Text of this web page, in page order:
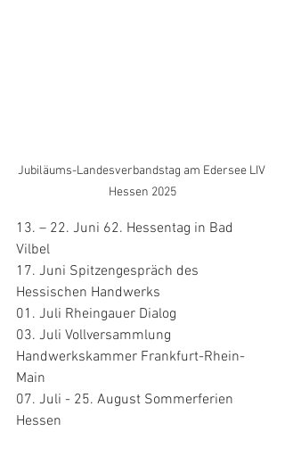
Jubiläums-Landesverbandstag am Edersee LIV
Hessen 2025
13. – 22. Juni 62. Hessentag in Bad
Vilbel
17. Juni Spitzengespräch des
Hessischen Handwerks
01. Juli Rheingauer Dialog
03. Juli Vollversammlung
Handwerkskammer Frankfurt-Rhein-
Main
07. Juli - 25. August Sommerferien
Hessen